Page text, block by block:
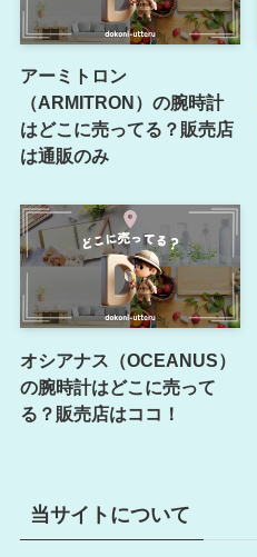
アーミトロン
（ARMITRON）の腕時計
はどこに売ってる？販売店
は通販のみ
オシアナス（OCEANUS）
の腕時計はどこに売って
る？販売店はココ！
当サイトについて